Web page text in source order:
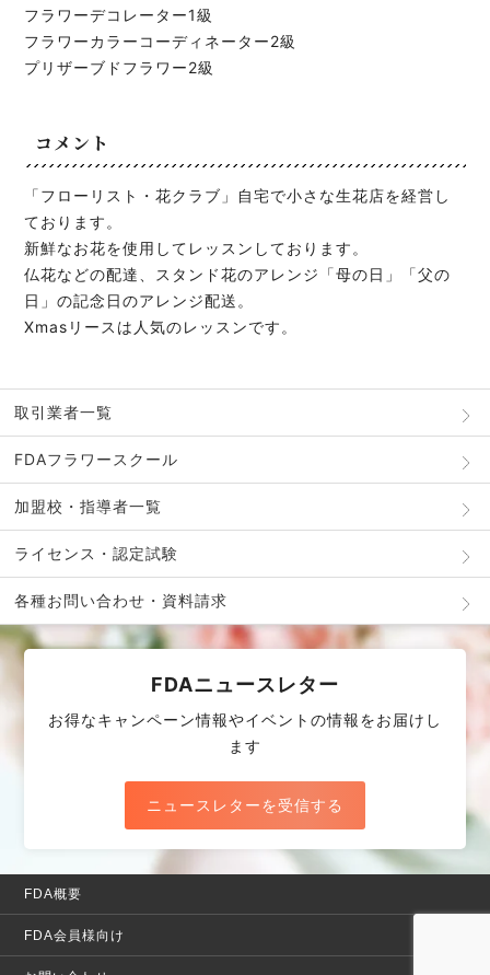
フラワーデコレーター1級
フラワーカラーコーディネーター2級
プリザーブドフラワー2級
コメント
「フローリスト・花クラブ」自宅で小さな生花店を経営し
ております。
新鮮なお花を使用してレッスンしております。
仏花などの配達、スタンド花のアレンジ「母の日」「父の
日」の記念日のアレンジ配送。
Xmasリースは人気のレッスンです。
取引業者一覧
FDAフラワースクール
加盟校・指導者一覧
ライセンス・認定試験
各種お問い合わせ・資料請求
FDAニュースレター
お得なキャンペーン情報やイベントの情報をお届けし
ます
ニュースレターを受信する
FDA概要
FDA会員様向け